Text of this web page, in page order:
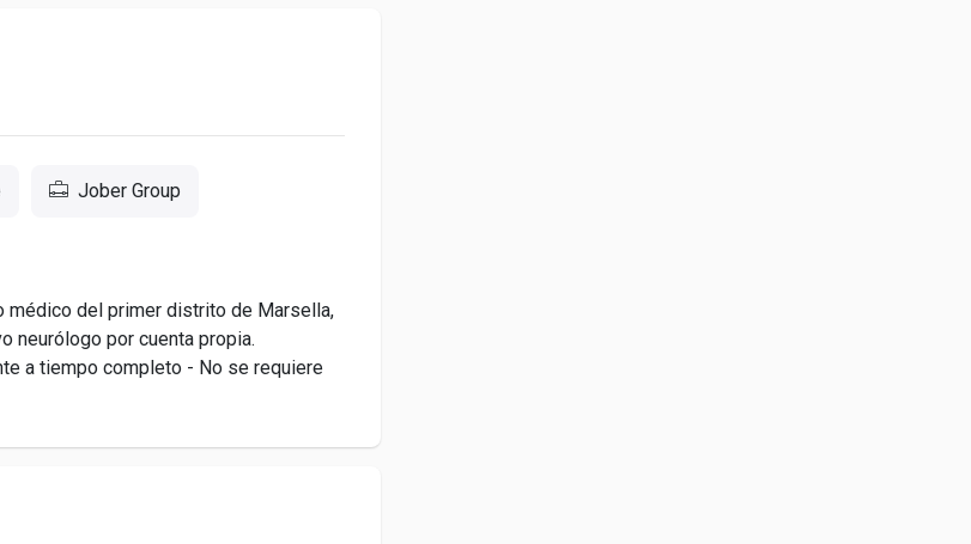
Jober Group
médico del primer distrito de Marsella,
neurólogo por cuenta propia.
a tiempo completo - No se requiere